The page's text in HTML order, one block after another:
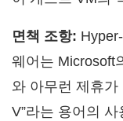
면책 조항:
웨어는 Microsoft
와 아무런 제휴가
V”라는 용어의